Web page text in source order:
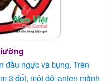
đầu ngực và bụng. Trên
3 đốt, một đôi anten mảnh